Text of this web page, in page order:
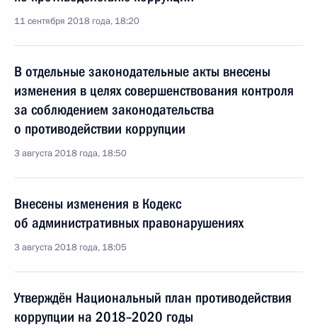
11 сентября 2018 года, 18:20
В отдельные законодательные акты внесены
изменения в целях совершенствования контроля
за соблюдением законодательства
о противодействии коррупции
3 августа 2018 года, 18:50
Внесены изменения в Кодекс
об административных правонарушениях
3 августа 2018 года, 18:05
Утверждён Национальный план противодействия
коррупции на 2018–2020 годы